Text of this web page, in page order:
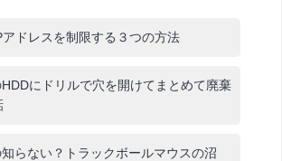
アドレスを制限する３つの方法
にドリルで穴を開けてまとめて廃棄
らない？トラックボールマウスの沼